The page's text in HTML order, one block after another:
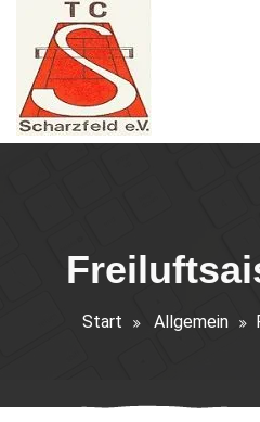
springen
Start Allgemein